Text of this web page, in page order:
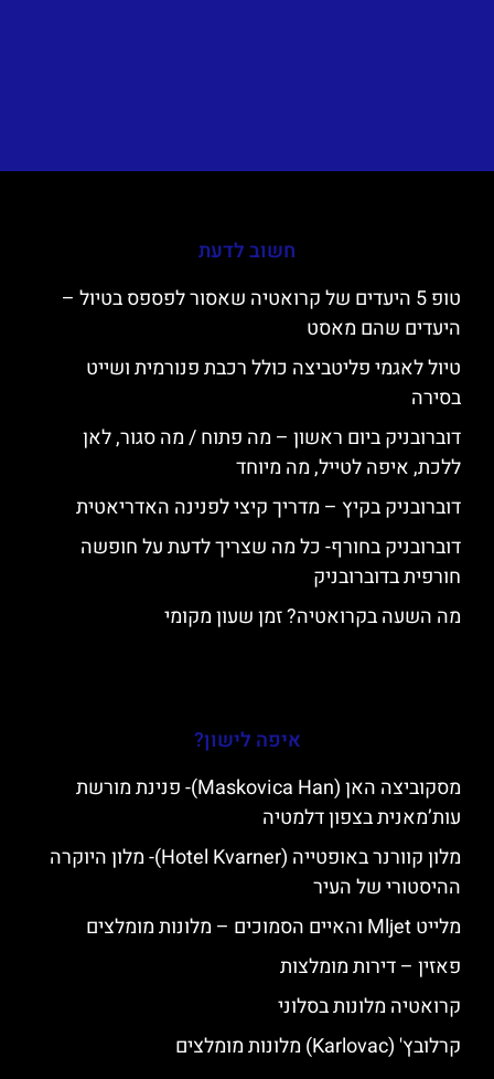
חשוב לדעת
טופ 5 היעדים של קרואטיה שאסור לפספס בטיול –
היעדים שהם מאסט
טיול לאגמי פליטביצה כולל רכבת פנורמית ושייט
בסירה
דוברובניק ביום ראשון – מה פתוח / מה סגור, לאן
ללכת, איפה לטייל, מה מיוחד
דוברובניק בקיץ – מדריך קיצי לפנינה האדריאטית
דוברובניק בחורף- כל מה שצריך לדעת על חופשה
חורפית בדוברובניק
מה השעה בקרואטיה? זמן שעון מקומי
איפה לישון?
מסקוביצה האן (Maskovica Han)- פנינת מורשת
עות’מאנית בצפון דלמטיה
מלון קוורנר באופטייה (Hotel Kvarner)- מלון היוקרה
ההיסטורי של העיר
מלייט Mljet והאיים הסמוכים – מלונות מומלצים
פאזין – דירות מומלצות
קרואטיה מלונות בסלוני
קרלובץ' (Karlovac) מלונות מומלצים